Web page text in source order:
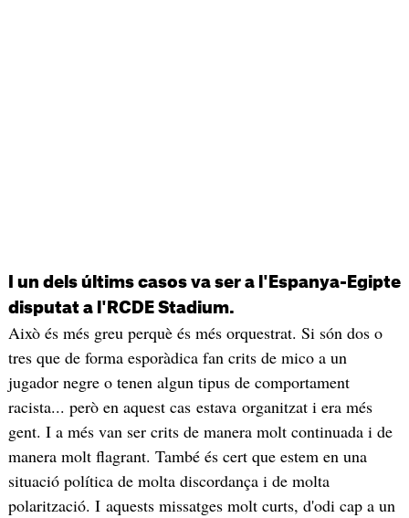
I un dels últims casos va ser a l'Espanya-Egipte
disputat a l'RCDE Stadium.
Això és més greu perquè és més orquestrat. Si són dos o
tres que de forma esporàdica fan crits de mico a un
jugador negre o tenen algun tipus de comportament
racista... però en aquest cas estava organitzat i era més
gent. I a més van ser crits de manera molt continuada i de
manera molt flagrant. També és cert que estem en una
situació política de molta discordança i de molta
polarització. I aquests missatges molt curts, d'odi cap a un